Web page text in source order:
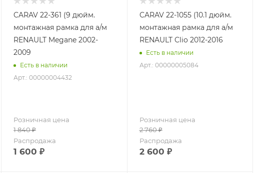
CARAV 22-361 (9 дюйм.
монтажная рамка для а/м
RENAULT Megane 2002-
2009
Есть в наличии
Арт.: 00000004432
Розничная цена
1 840₽
Распродажа
1 600 ₽
CARAV 22-1055 (10.1 дюйм.
монтажная рамка для а/м
RENAULT Clio 2012-2016
Есть в наличии
Арт.: 00000005084
Розничная цена
2 760₽
Распродажа
2 600 ₽